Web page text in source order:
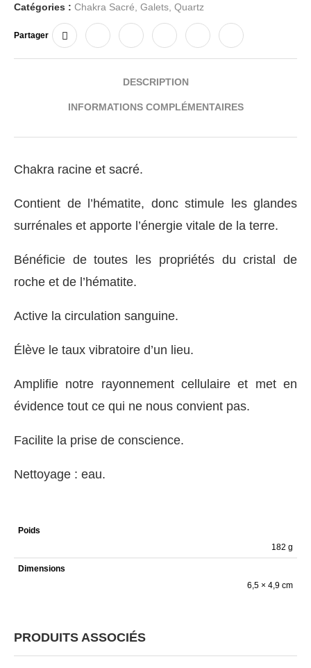
Catégories : Chakra Sacré Galets Quartz
Partager
DESCRIPTION
INFORMATIONS COMPLÉMENTAIRES
Chakra racine et sacré.
Contient de l’hématite, donc stimule les glandes
surrénales et apporte l’énergie vitale de la terre.
Bénéficie de toutes les propriétés du cristal de
roche et de l’hématite.
Active la circulation sanguine.
Élève le taux vibratoire d’un lieu.
Amplifie notre rayonnement cellulaire et met en
évidence tout ce qui ne nous convient pas.
Facilite la prise de conscience.
Nettoyage : eau.
Poids
182 g
Dimensions
6,5 × 4,9 cm
PRODUITS ASSOCIÉS